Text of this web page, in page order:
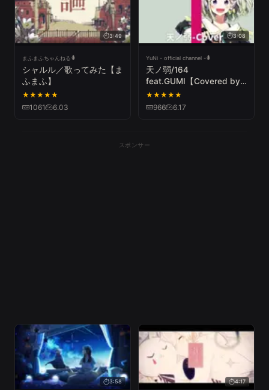
3:49
まふまふちゃんねる
シャルル／歌ってみた【ま
ふまふ】
★★★★★
1061 6.03
3:08
YuNi - official channel -
天ノ弱/164
feat.GUMI【Covered by
YuNi】
★★★★★
966 6.17
スポンサー
3:58 4:17